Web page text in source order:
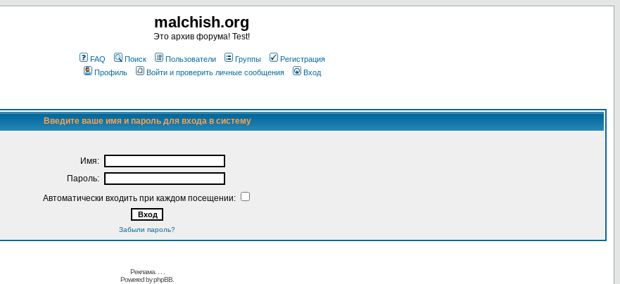
malchish.org
Это архив форума! Test!
FAQ Поиск Пользователи Группы
Регистрация
Профиль
Войти и проверить личные сообщения Вход
Введите ваше имя и пароль для входа в систему
Имя:
Пароль:
Автоматически входить при каждом посещении:
Забыли пароль?
Реклама. . .
Powered byphpBB.